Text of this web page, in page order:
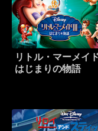
リトル・マーメイ
はじまりの物語